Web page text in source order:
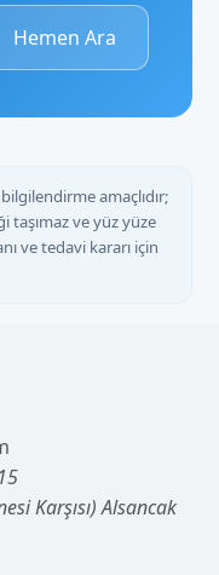
Hemen Ara
amaçlıdır;
taşımaz ve yüz yüze
ve tedavi kararı için
Karşısı) Alsancak